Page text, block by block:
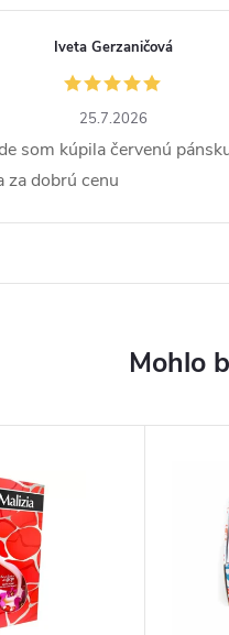
Iveta Gerzaničová
25.7.2026
som kúpila červenú
za dobrú cenu